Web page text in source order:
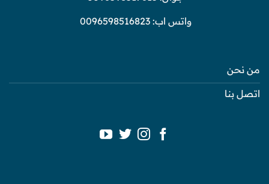
واتس اب:0096598516823
من نحن
اتصل بنا